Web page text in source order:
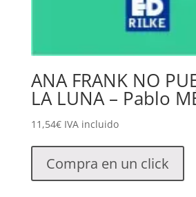
ANA FRANK NO
LA LUNA – Pablo
11,54€ IVA incluido
Compra en un click